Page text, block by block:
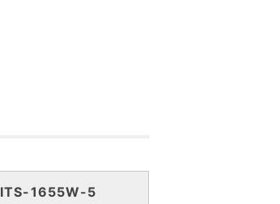
ITS-1655W-5